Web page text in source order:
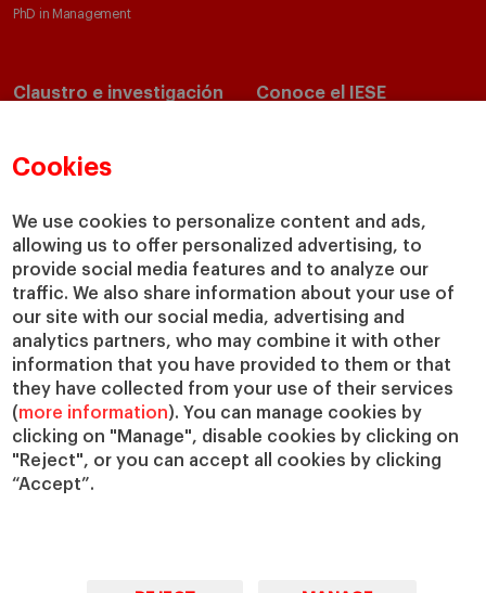
Cookies
We use cookies to personalize content and ads,
allowing us to offer personalized advertising, to
provide social media features and to analyze our
traffic. We also share information about your use of
our site with our social media, advertising and
analytics partners, who may combine it with other
information that you have provided to them or that
they have collected from your use of their services
(more information). You can manage cookies by
clicking on "Manage", disable cookies by clicking on
"Reject", or you can accept all cookies by clicking
“Accept”.
PhD in Management
Claustro e investigación
Departamentos académicos
Cátedras
IESE Insight
IESE Publishing
Conoce el IESE
Nuestro impacto
Colabora con el IESE
Servicios
Biblioteca
Canal de Compliance
Capellanía
IESE Shop
Jobs @IESE
Préstamos y becas